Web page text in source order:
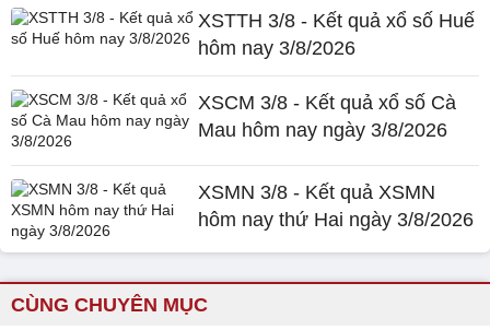
XSTTH 3/8 - Kết quả xổ số Huế
hôm nay 3/8/2026
XSCM 3/8 - Kết quả xổ số Cà
Mau hôm nay ngày 3/8/2026
XSMN 3/8 - Kết quả XSMN
hôm nay thứ Hai ngày 3/8/2026
CÙNG CHUYÊN MỤC